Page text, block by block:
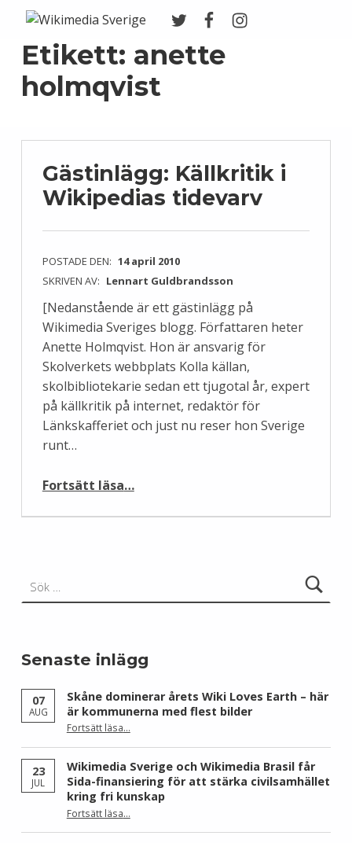
Etikett: anette
holmqvist
Gästinlägg: Källkritik i
Wikipedias tidevarv
POSTADE DEN: 14 april 2010
SKRIVEN AV: Lennart Guldbrandsson
[Nedanstående är ett gästinlägg på
Wikimedia Sveriges blogg. Författaren heter
Anette Holmqvist. Hon är ansvarig för
Skolverkets webbplats Kolla källan,
skolbibliotekarie sedan ett tjugotal år, expert
på källkritik på internet, redaktör för
Länkskafferiet och just nu reser hon Sverige
runt…
Fortsätt läsa…
Senaste inlägg
07
AUG
Skåne dominerar årets Wiki Loves Earth – här
är kommunerna med flest bilder
Fortsätt läsa“Skåne dominerar årets Wiki Loves Earth – här är kommunerna med flest bilder”
…
23
JUL
Wikimedia Sverige och Wikimedia Brasil får
Sida-finansiering för att stärka civilsamhället
kring fri kunskap
Fortsätt läsa“Wikimedia Sverige och Wikimedia Brasil får Sida-finansiering för att stärka civilsamhället kring fri kunskap”
…